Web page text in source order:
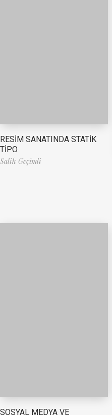
RESİM SANATINDA STATİK
TİPO
Salih Geçimli
SOSYAL MEDYA VE